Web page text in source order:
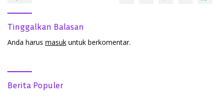
Tinggalkan Balasan
Anda harus masuk untuk berkomentar.
Berita Populer